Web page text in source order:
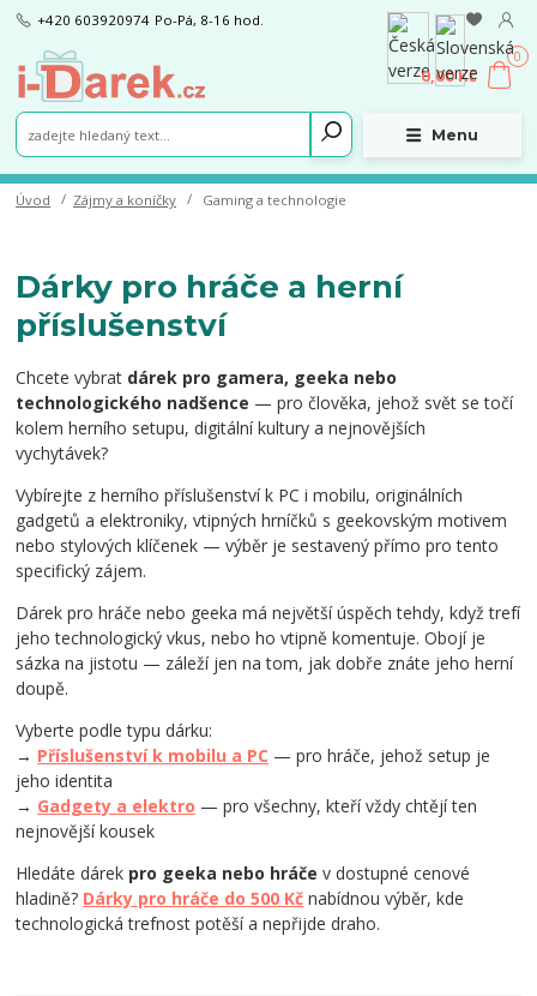
Menu
+420 603920974 Po-Pá, 8-16 hod.
0
0,00 Kč
Úvod Zájmy a koníčky Gaming a technologie
Dárky pro hráče a herní
příslušenství
Chcete vybrat dárek pro gamera, geeka nebo
technologického nadšence — pro člověka, jehož svět se točí
kolem herního setupu, digitální kultury a nejnovějších
vychytávek?
Vybírejte z herního příslušenství k PC i mobilu, originálních
gadgetů a elektroniky, vtipných hrníčků s geekovským motivem
nebo stylových klíčenek — výběr je sestavený přímo pro tento
specifický zájem.
Dárek pro hráče nebo geeka má největší úspěch tehdy, když trefí
jeho technologický vkus, nebo ho vtipně komentuje. Obojí je
sázka na jistotu — záleží jen na tom, jak dobře znáte jeho herní
doupě.
Vyberte podle typu dárku:
→ Příslušenství k mobilu a PC — pro hráče, jehož setup je
jeho identita
→ Gadgety a elektro — pro všechny, kteří vždy chtějí ten
nejnovější kousek
Hledáte dárek pro geeka nebo hráče v dostupné cenové
hladině? Dárky pro hráče do 500 Kč nabídnou výběr, kde
technologická trefnost potěší a nepřijde draho.